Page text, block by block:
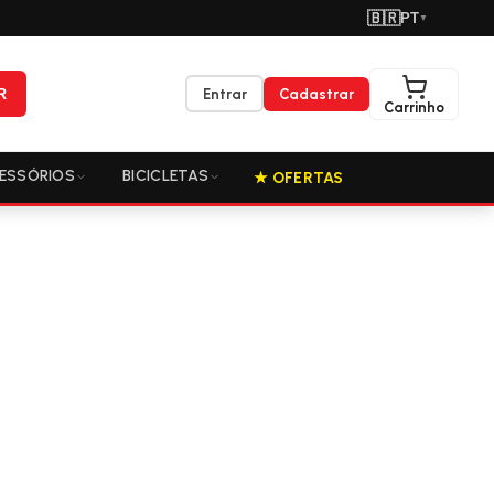
🇧🇷PT ▼
Entrar
Cadastrar
Carrinho
BICICLETAS ★ OFERTAS